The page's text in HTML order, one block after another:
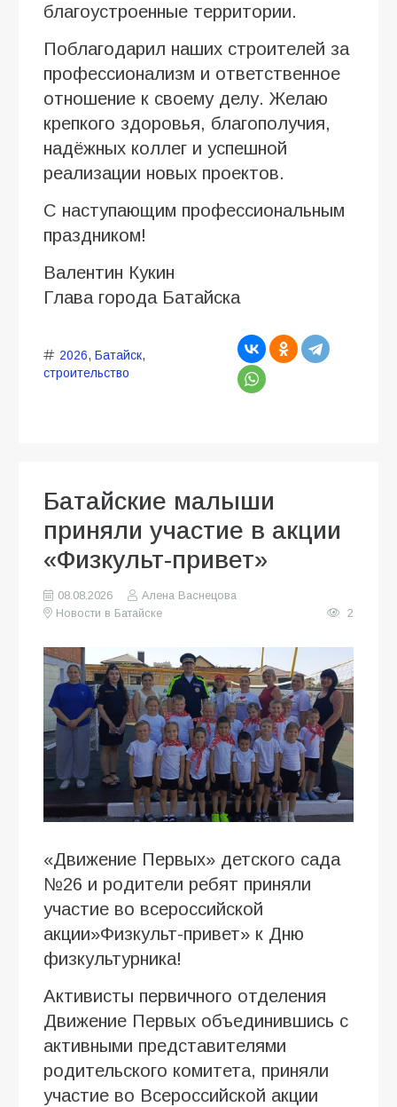
благоустроенные территории.
Поблагодарил наших строителей за
профессионализм и ответственное
отношение к своему делу. Желаю
крепкого здоровья, благополучия,
надёжных коллег и успешной
реализации новых проектов.
С наступающим профессиональным
праздником!
Валентин Кукин
Глава города Батайска
2026, Батайск,
строительство
Батайские малыши
приняли участие в акции
«Физкульт-привет»
08.08.2026
Алена Васнецова
Новости в Батайске
2
«Движение Первых» детского сада
№26 и родители ребят приняли
участие во всероссийской
акции»Физкульт-привет» к Дню
физкультурника!
Активисты первичного отделения
Движение Первых объединившись с
активными представителями
родительского комитета, приняли
участие во Всероссийской акции